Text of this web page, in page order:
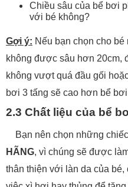
Chiều sâu của bể bơi
với bé không?
Gợi ý: Nếu bạn chọn cho
không được sâu hơn
không vượt quá đầu gối
bơi 3 tấng sẽ cao hơn bể
2.3 Chất liệu của bể
Bạn nên chọn những
HÃNG, vì chúng sẽ được
thân thiện với làn da của bé,